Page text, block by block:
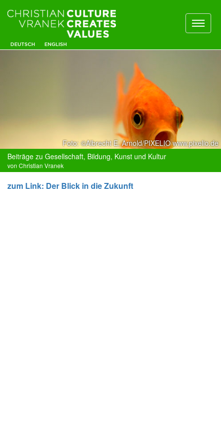
Foto: ©Albrecht E. Arnold/PIXELIO www.pixelio.de
Beiträge zu Gesellschaft, Bildung, Kunst und Kultur
von Christian Vranek
zum Link: Der Blick in die Zukunft